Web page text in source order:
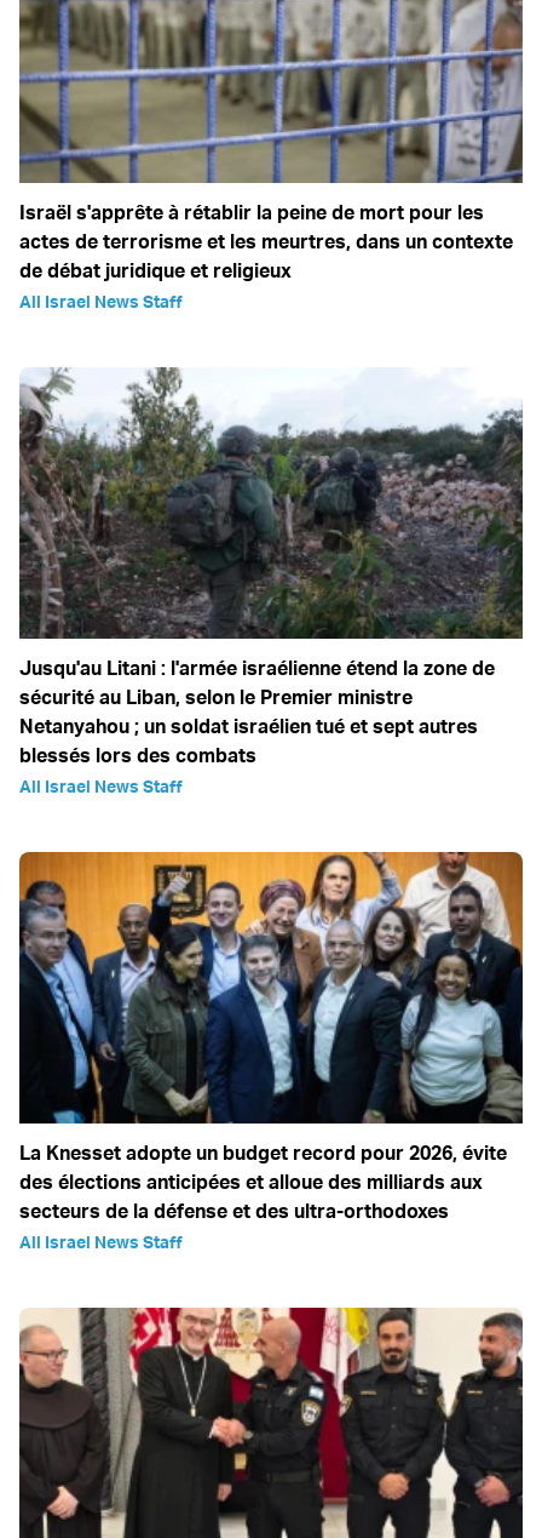
Israël s'apprête à rétablir la peine de mort pour les
actes de terrorisme et les meurtres, dans un contexte
de débat juridique et religieux
All Israel News Staff
Jusqu'au Litani : l'armée israélienne étend la zone de
sécurité au Liban, selon le Premier ministre
Netanyahou ; un soldat israélien tué et sept autres
blessés lors des combats
All Israel News Staff
La Knesset adopte un budget record pour 2026, évite
des élections anticipées et alloue des milliards aux
secteurs de la défense et des ultra-orthodoxes
All Israel News Staff